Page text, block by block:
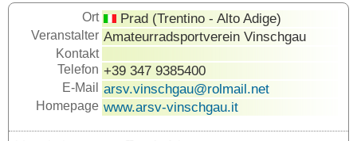
Ort Prad (Trentino - Alto Adige)
Veranstalter Amateurradsportverein Vinschgau
Kontakt
Telefon +39 347 9385400
E-Mail arsv.vinschgau@rolmail.net
Homepage www.arsv-vinschgau.it